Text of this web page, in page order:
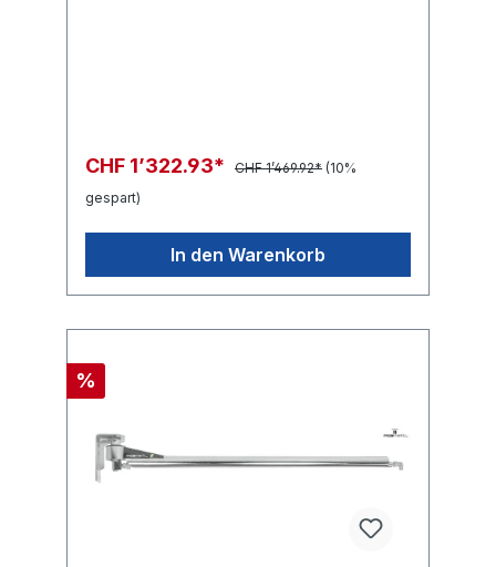
CHF 1’322.93* CHF 1’469.92* (10%
gespart)
In den Warenkorb
%